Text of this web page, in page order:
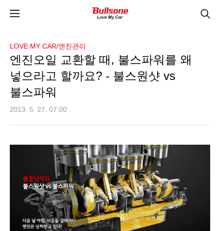
LOVE MY CAR/엔진관리
엔진오일 교환할 때, 불스파워를 왜
넣으라고 할까요? - 불스원샷 vs
불스파워
2013. 5. 27. 07:00